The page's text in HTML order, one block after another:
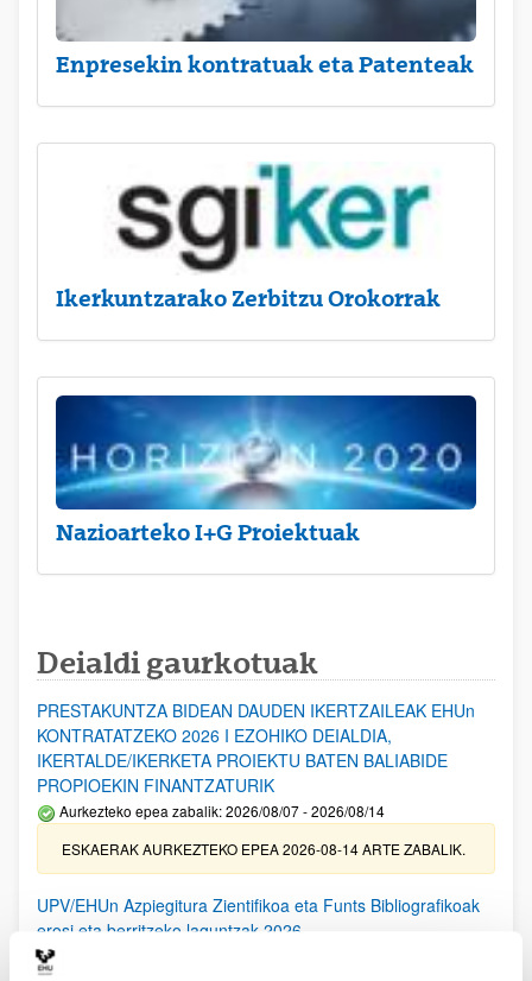
Enpresekin kontratuak eta Patenteak
Ikerkuntzarako Zerbitzu Orokorrak
Nazioarteko I+G Proiektuak
Deialdi gaurkotuak
PRESTAKUNTZA BIDEAN DAUDEN IKERTZAILEAK EHUn
KONTRATATZEKO 2026 I EZOHIKO DEIALDIA,
IKERTALDE/IKERKETA PROIEKTU BATEN BALIABIDE
PROPIOEKIN FINANTZATURIK
Aurkezteko epea zabalik: 2026/08/07 - 2026/08/14
ESKAERAK AURKEZTEKO EPEA 2026-08-14 ARTE ZABALIK.
UPV/EHUn Azpiegitura Zientifikoa eta Funts Bibliografikoak
erosi eta berritzeko laguntzak 2026